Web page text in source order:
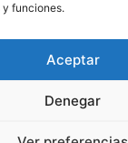
funciones.
Aceptar
Denegar
38